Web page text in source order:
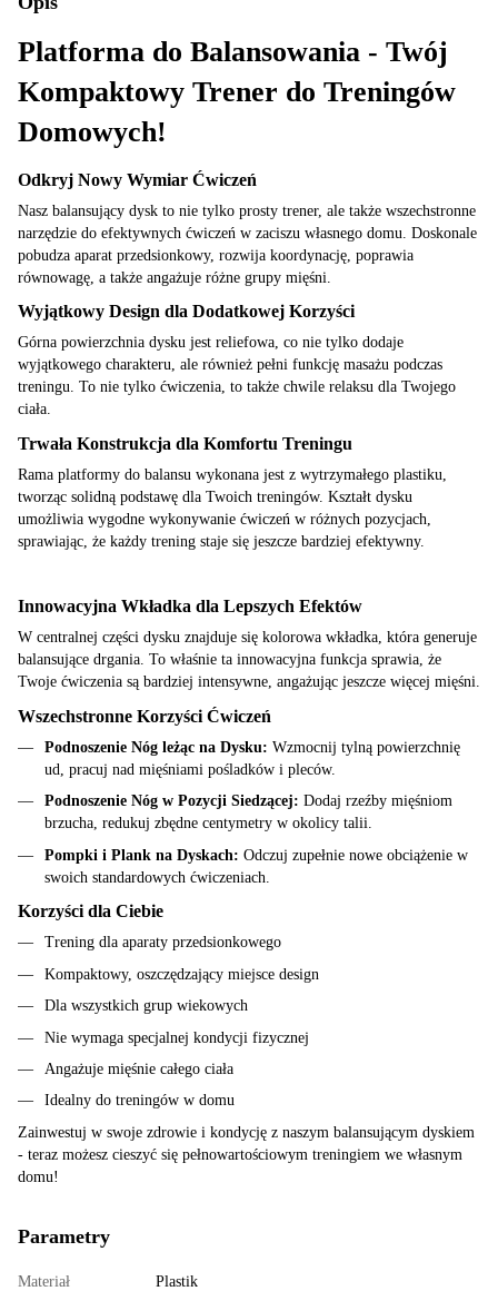
Platforma do Balansowania - Twój
Kompaktowy Trener do Treningów
Domowych!
Odkryj Nowy Wymiar Ćwiczeń
Nasz balansujący dysk to nie tylko prosty trener, ale także wszechstronne
narzędzie do efektywnych ćwiczeń w zaciszu własnego domu. Doskonale
pobudza aparat przedsionkowy, rozwija koordynację, poprawia
równowagę, a także angażuje różne grupy mięśni.
Wyjątkowy Design dla Dodatkowej Korzyści
Górna powierzchnia dysku jest reliefowa, co nie tylko dodaje
wyjątkowego charakteru, ale również pełni funkcję masażu podczas
treningu. To nie tylko ćwiczenia, to także chwile relaksu dla Twojego
ciała.
Trwała Konstrukcja dla Komfortu Treningu
Rama platformy do balansu wykonana jest z wytrzymałego plastiku,
tworząc solidną podstawę dla Twoich treningów. Kształt dysku
umożliwia wygodne wykonywanie ćwiczeń w różnych pozycjach,
sprawiając, że każdy trening staje się jeszcze bardziej efektywny.
Innowacyjna Wkładka dla Lepszych Efektów
W centralnej części dysku znajduje się kolorowa wkładka, która generuje
balansujące drgania. To właśnie ta innowacyjna funkcja sprawia, że
Twoje ćwiczenia są bardziej intensywne, angażując jeszcze więcej mięśni.
Wszechstronne Korzyści Ćwiczeń
Podnoszenie Nóg leżąc na Dysku: Wzmocnij tylną powierzchnię
ud, pracuj nad mięśniami pośladków i pleców.
Podnoszenie Nóg w Pozycji Siedzącej: Dodaj rzeźby mięśniom
brzucha, redukuj zbędne centymetry w okolicy talii.
Pompki i Plank na Dyskach: Odczuj zupełnie nowe obciążenie w
swoich standardowych ćwiczeniach.
Korzyści dla Ciebie
Trening dla aparaty przedsionkowego
Kompaktowy, oszczędzający miejsce design
Dla wszystkich grup wiekowych
Nie wymaga specjalnej kondycji fizycznej
Angażuje mięśnie całego ciała
Idealny do treningów w domu
Zainwestuj w swoje zdrowie i kondycję z naszym balansującym dyskiem
- teraz możesz cieszyć się pełnowartościowym treningiem we własnym
domu!
Parametry
Materiał
Plastik